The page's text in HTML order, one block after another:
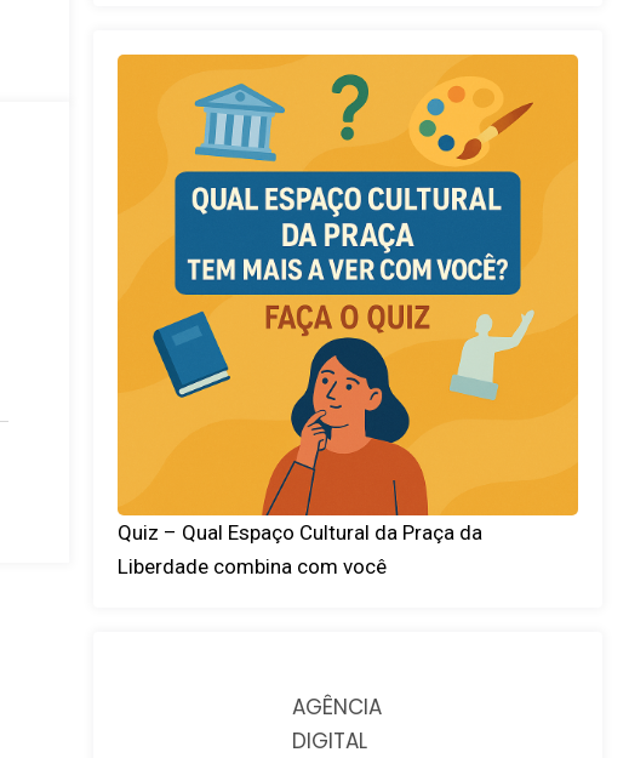
Quiz – Qual Espaço Cultural da Praça da
Liberdade combina com você
AGÊNCIA
DIGITAL